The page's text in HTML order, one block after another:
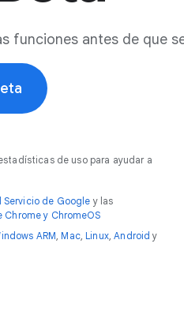
antes de que
de uso para ayudar a
de Google y las
y ChromeOS
ARM, Mac, Linux,Android y